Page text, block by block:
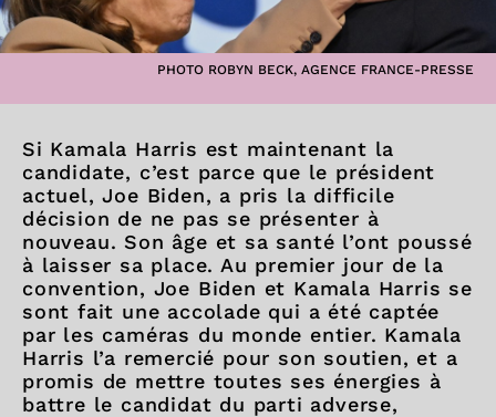
PHOTO ROBYN BECK, AGENCE FRANCE-PRESSE
Si Kamala Harris est maintenant la
candidate, c’est parce que le président
actuel, Joe Biden, a pris la difficile
décision de ne pas se présenter à
nouveau. Son âge et sa santé l’ont poussé
à laisser sa place. Au premier jour de la
convention, Joe Biden et Kamala Harris se
sont fait une accolade qui a été captée
par les caméras du monde entier. Kamala
Harris l’a remercié pour son soutien, et a
promis de mettre toutes ses énergies à
battre le candidat du parti adverse,